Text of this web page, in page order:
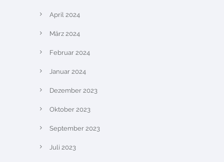
April 2024
März 2024
Februar 2024
Januar 2024
Dezember 2023
Oktober 2023
September 2023
Juli 2023